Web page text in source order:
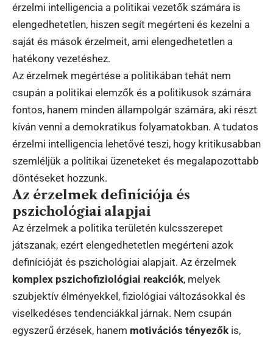
érzelmi intelligencia a politikai vezetők számára is
elengedhetetlen, hiszen segít megérteni és kezelni a
saját és mások érzelmeit, ami elengedhetetlen a
hatékony vezetéshez.
Az érzelmek megértése a politikában tehát nem
csupán a politikai elemzők és a politikusok számára
fontos, hanem minden állampolgár számára, aki részt
kíván venni a demokratikus folyamatokban. A tudatos
érzelmi intelligencia lehetővé teszi, hogy kritikusabban
szemléljük a politikai üzeneteket és megalapozottabb
döntéseket hozzunk.
Az érzelmek definíciója és
pszichológiai alapjai
Az érzelmek a politika területén kulcsszerepet
játszanak, ezért elengedhetetlen megérteni azok
definícióját és pszichológiai alapjait. Az érzelmek
komplex pszichofiziológiai reakciók, melyek
szubjektív élményekkel, fiziológiai változásokkal és
viselkedéses tendenciákkal járnak. Nem csupán
egyszerű érzések, hanem motivációs tényezők is,